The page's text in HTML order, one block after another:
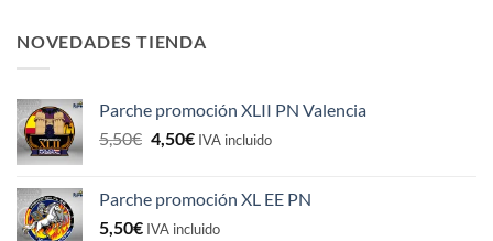
NOVEDADES TIENDA
Parche promoción XLII PN Valencia
5,50€ El
era:
5,50€.
4,50€El
es:
4,50€.
IVA incluido
Parche promoción XL EE PN
5,50€ IVA incluido